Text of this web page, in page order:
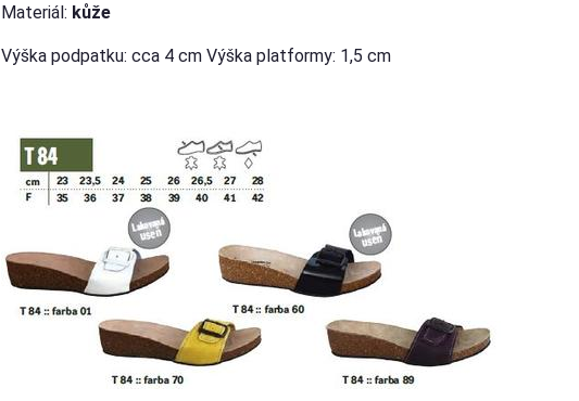
Materiál: kůže
Výška podpatku: cca 4 cm Výška platformy: 1,5 cm